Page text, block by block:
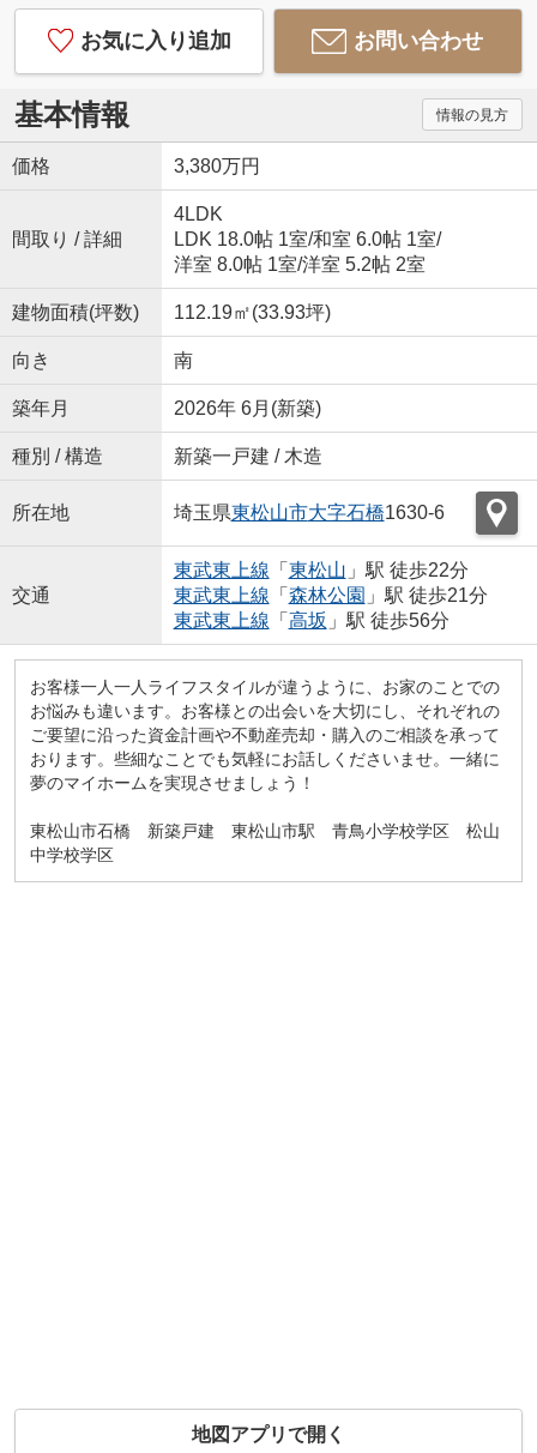
お気に入り追加 お問い合わせ
基本情報 情報の見方
価格 3,380万円
間取り / 詳細
4LDK
LDK 18.0帖 1室/和室 6.0帖 1室/
洋室 8.0帖 1室/洋室 5.2帖 2室
建物面積(坪数) 112.19㎡(33.93坪)
向き 南
築年月 2026年 6月(新築)
種別 / 構造 新築一戸建 / 木造
所在地 埼玉県東松山市大字石橋1630-6
交通
東武東上線 「 東松山 」駅 徒歩22分
東武東上線 「 森林公園 」駅 徒歩21分
東武東上線 「 高坂 」駅 徒歩56分
お客様一人一人ライフスタイルが違うように、お家のことでの
お悩みも違います。お客様との出会いを大切にし、それぞれの
ご要望に沿った資金計画や不動産売却・購入のご相談を承って
おります。些細なことでも気軽にお話しくださいませ。一緒に
夢のマイホームを実現させましょう！
東松山市石橋 新築戸建 東松山市駅 青鳥小学校学区 松山
中学校学区
地図アプリで開く